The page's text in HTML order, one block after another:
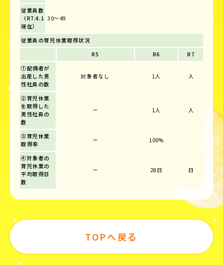
従業員数
（R7.4.1
現在）
30～49
従業員の育児休業取得状況
R5
R6
R7
①配偶者が
出産した男
性社員の数
対象者なし 1人 人
②育児休業
を取得した
男性社員の
数
ー 1人 人
③育児休業
取得率
ー 100%
④対象者の
育児休業の
平均取得日
数
ー 28日 日
TOPへ戻る